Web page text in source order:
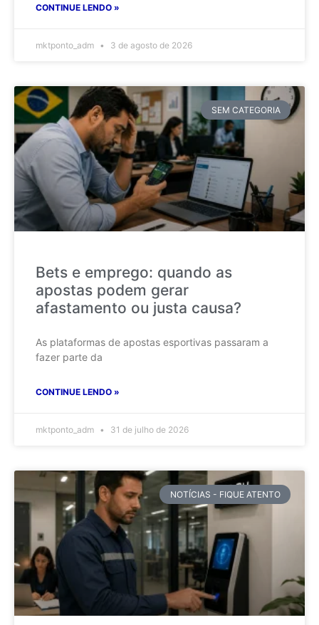
CONTINUE LENDO »
mktponto_adm 3 de agosto de 2026
SEM CATEGORIA
Bets e emprego: quando as
apostas podem gerar
afastamento ou justa causa?
As plataformas de apostas esportivas passaram a
fazer parte da
CONTINUE LENDO »
mktponto_adm 31 de julho de 2026
NOTÍCIAS - FIQUE ATENTO